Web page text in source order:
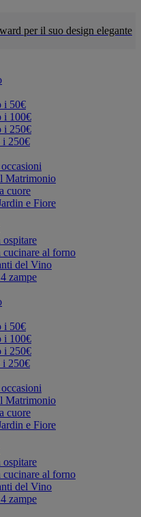
per il suo design elegante
i 50€
i 100€
i 250€
i 250€
Matrimonio
cuore
e Fiore
ospitare
cucinare al forno
del Vino
zampe
i 50€
i 100€
i 250€
i 250€
Matrimonio
cuore
e Fiore
ospitare
cucinare al forno
del Vino
zampe